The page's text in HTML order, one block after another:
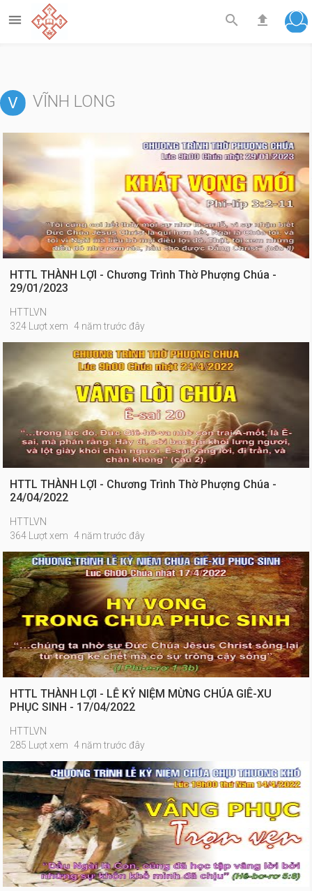
  
VĨNH LONG
HTTL THÀNH LỢI - Chương Trình Thờ Phượng Chúa -
29/01/2023
HTTLVN
324 Lượt xem 4 năm trước đây
HTTL THÀNH LỢI - Chương Trình Thờ Phượng Chúa -
24/04/2022
HTTLVN
364 Lượt xem 4 năm trước đây
HTTL THÀNH LỢI - LỄ KỶ NIỆM MỪNG CHÚA GIÊ-XU
PHỤC SINH - 17/04/2022
HTTLVN
285 Lượt xem 4 năm trước đây